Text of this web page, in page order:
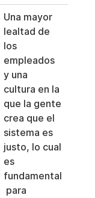
Una mayor
lealtad de
los
empleados
y una
cultura en la
que la gente
crea que el
sistema es
justo, lo cual
es
fundamental
para